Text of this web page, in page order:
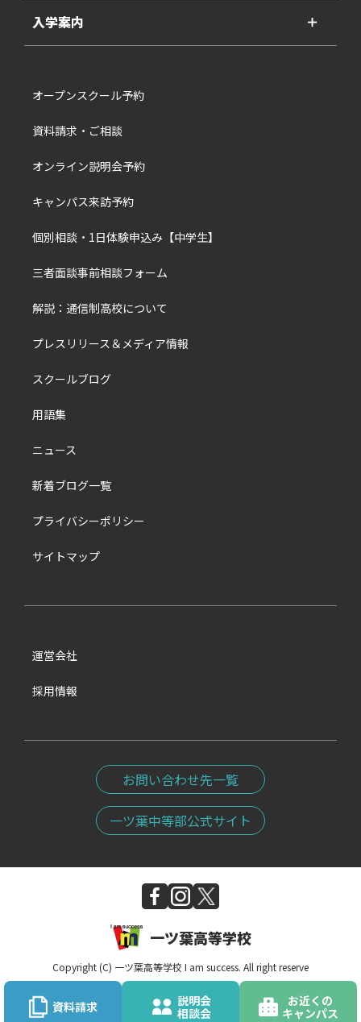
入学案内 ＋
オープンスクール予約
資料請求・ご相談
オンライン説明会予約
キャンパス来訪予約
個別相談・1日体験申込み【中学生】
三者面談事前相談フォーム
解説：通信制高校について
プレスリリース＆メディア情報
スクールブログ
用語集
ニュース
新着ブログ一覧
プライバシーポリシー
サイトマップ
運営会社
採用情報
お問い合わせ先一覧
一ツ葉中等部公式サイト
一ツ葉高等学校
Copyright (C) 一ツ葉高等学校 I am success. All right reserve
資料請求
説明会
相談会
お近くの
キャンパス